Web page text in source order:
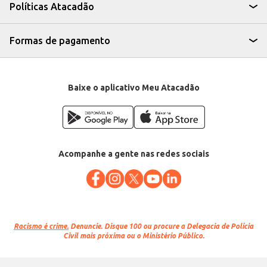
O Pão de Rabanada Atacadão oferece praticidade e rendimento, sendo
Políticas Atacadão
Formas de pagamento
Baixe o aplicativo Meu Atacadão
Acompanhe a gente nas redes sociais
Racismo é crime. Denuncie. Disque 100 ou procure a Delegacia de Polícia
Civil mais próxima ou o Ministério Público.